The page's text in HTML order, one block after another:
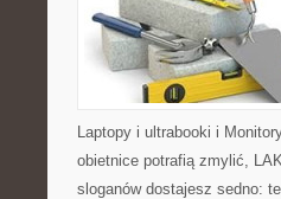
Laptopy i ultrabooki i
obietnice potrafią zmylić,
sloganów dostajesz sedno: